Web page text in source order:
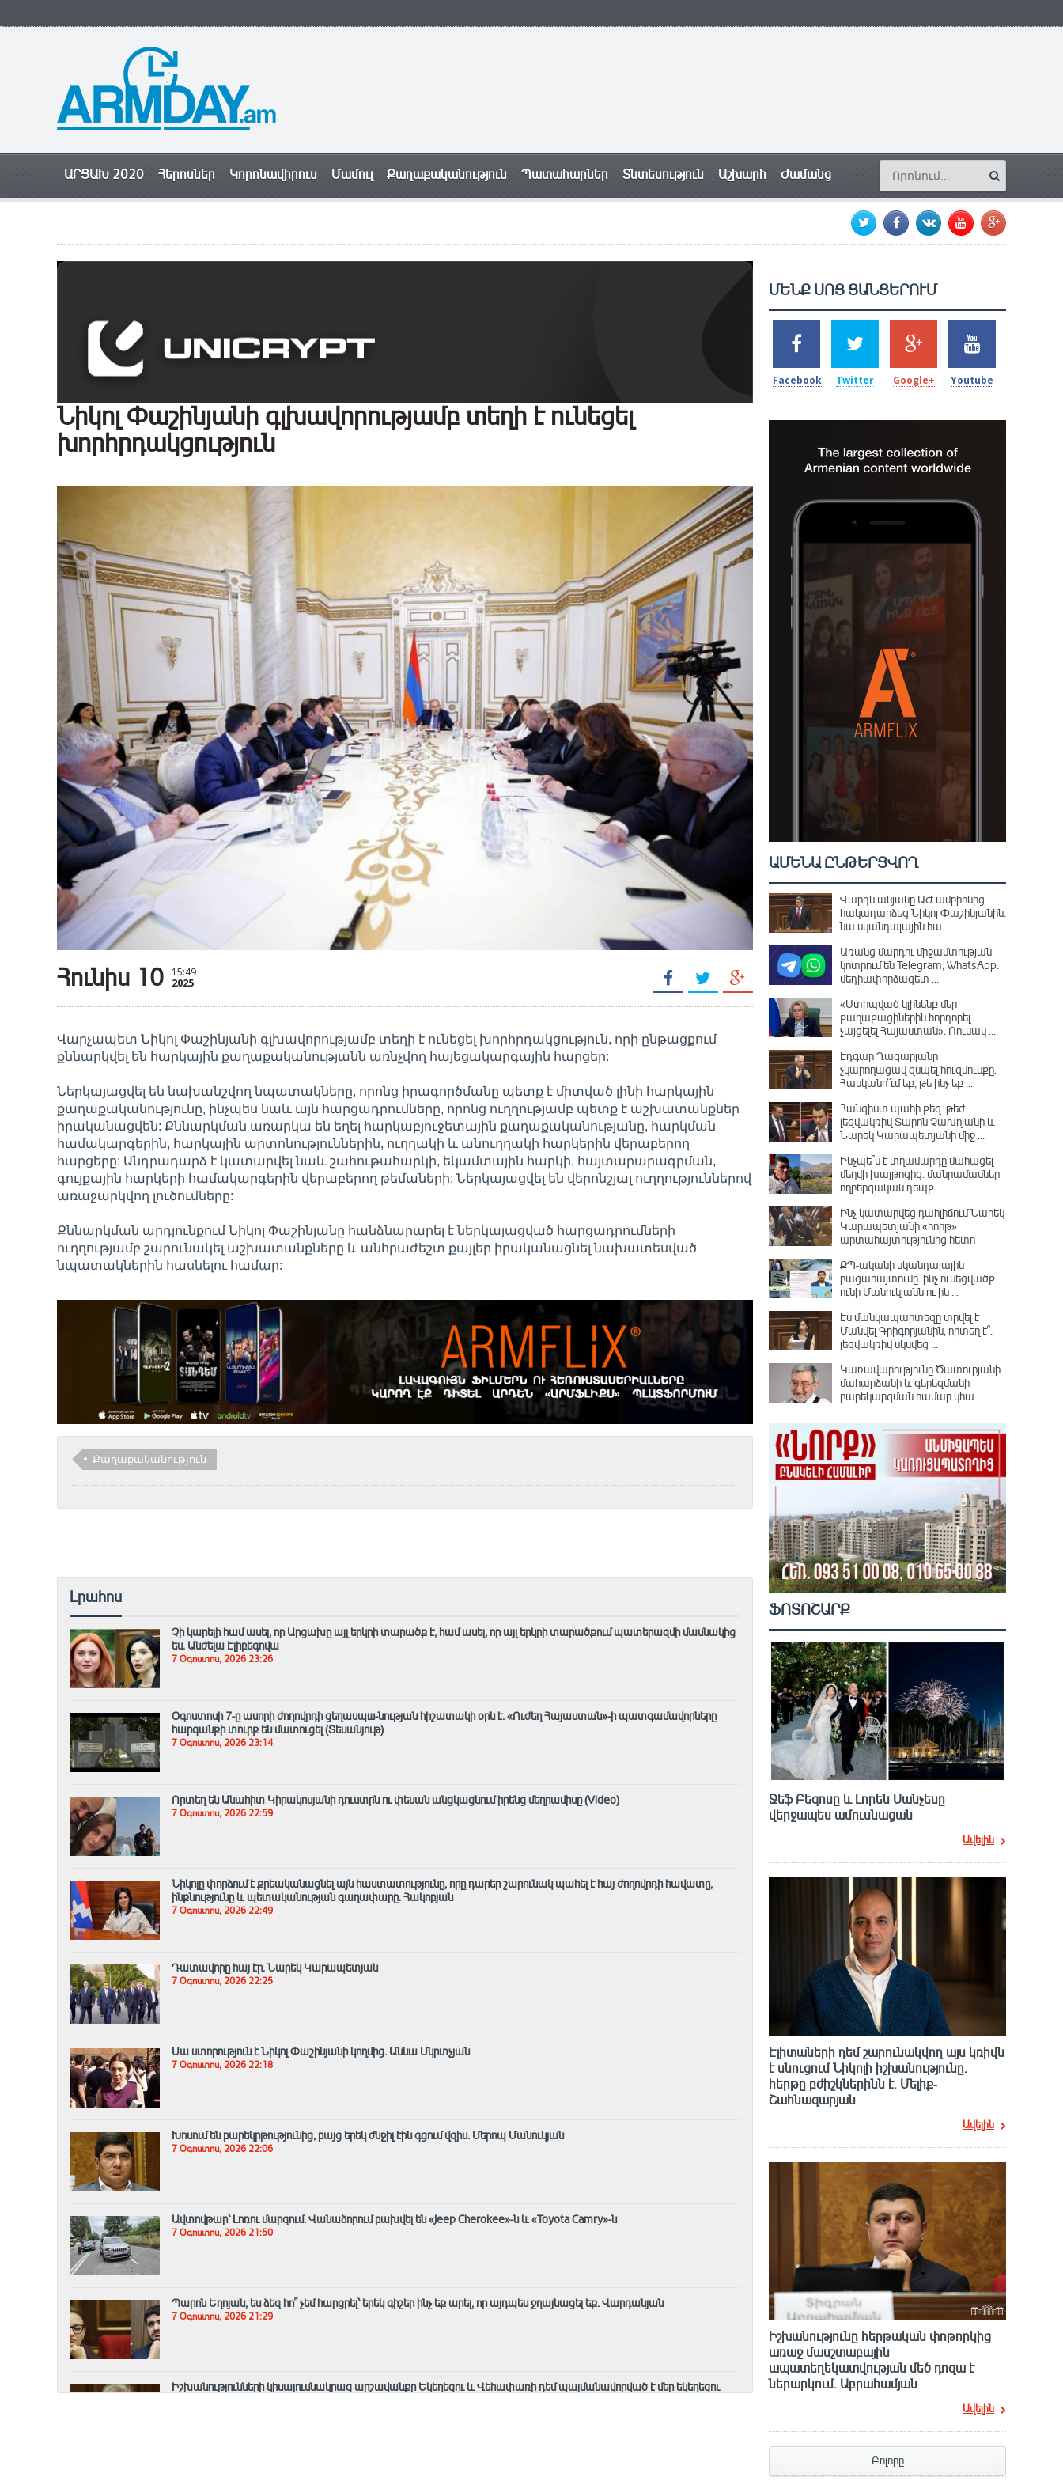
ԱՐՑԱԽ 2020 Հերոսներ Կորոնավիրուս Մամուլ Քաղաքականություն Պատահարներ Տնտեսություն Աշխարհ Ժամանց
Նիկոլ Փաշինյանի գլխավորությամբ տեղի է ունեցել
խորհրդակցություն
Հունիս 10 15:49
2025
Վարչապետ Նիկոլ Փաշինյանի գլխավորությամբ տեղի է ունեցել խորհրդակցություն, որի ընթացքում
քննարկվել են հարկային քաղաքականությանն առնչվող հայեցակարգային հարցեր:
Ներկայացվել են նախանշվող նպատակները, որոնց իրագործմանը պետք է միտված լինի հարկային
քաղաքականությունը, ինչպես նաև այն հարցադրումները, որոնց ուղղությամբ պետք է աշխատանքներ
իրականացվեն: Քննարկման առարկա են եղել հարկաբյուջետային քաղաքականությանը, հարկման
համակարգերին, հարկային արտոնություններին, ուղղակի և անուղղակի հարկերին վերաբերող
հարցերը: Անդրադարձ է կատարվել նաև շահութահարկի, եկամտային հարկի, հայտարարագրման,
գույքային հարկերի համակարգերին վերաբերող թեմաների: Ներկայացվել են վերոնշյալ ուղղություններով
առաջարկվող լուծումները:
Քննարկման արդյունքում Նիկոլ Փաշինյանը հանձնարարել է ներկայացված հարցադրումների
ուղղությամբ շարունակել աշխատանքները և անհրաժեշտ քայլեր իրականացնել նախատեսված
նպատակներին հասնելու համար:
Քաղաքականություն
Լրահոս
Չի կարելի համ ասել, որ Արցախը այլ երկրի տարածք է, համ ասել, որ այլ երկրի տարածքում պատերազմի մասնակից
ես. Անժելա Էլիբեգովա
7 Օգոստոս, 2026 23:26
Օգոստոսի 7-ը ասորի ժողովրդի ցեղասպш-նության հիշատակի օրն է․ «Ուժեղ Հայաստան»-ի պատգամավորները
հարգանքի տուրք են մատուցել (Տեսանյութ)
7 Օգոստոս, 2026 23:14
Որտեղ են Անահիտ Կիրակոսյանի դուստրն ու փեսան անցկացնում իրենց մեղրամիսը (Video)
7 Օգոստոս, 2026 22:59
Նիկոլը փորձում է քրեականացնել այն հաստատությունը, որը դարեր շարունակ պահել է հայ ժողովրդի հավատը,
ինքնությունը և պետականության գաղափարը. Հակոբյան
7 Օգոստոս, 2026 22:49
Դատավորը հայ էր․ Նարեկ Կարապետյան
7 Օգոստոս, 2026 22:25
Սա ստորություն է Նիկոլ Փաշինյանի կողմից․ Աննա Մկրտչյան
7 Օգոստոս, 2026 22:18
Խոսում են բարեկրթությունից, բայց երեկ ժնջիլ էին գցում վզիս. Մերոպ Մանուկյան
7 Օգոստոս, 2026 22:06
Ավտովթար՝ Լոռու մարզում․ Վանաձորում բախվել են «Jeep Cherokee»-ն և «Toyota Camry»-ն
7 Օգոստոս, 2026 21:50
Պարոն Եղոյան, ես ձեզ հո՞ չեմ հարցրել՝ երեկ գիշեր ինչ եք արել, որ այդպես ջղայնացել եք. Վարդանյան
7 Օգոստոս, 2026 21:29
Իշխանությունների կիսալուսնակրաց արշավանքը Եկեղեցու և Վեհափառի դեմ պայմանավորված է մեր եկեղեցու
ՄԵՆՔ ՍՈՑ ՑԱՆՑԵՐՈՒՄ
2k
SHARES
Facebook
1.5k
TWEETS
Twitter
203
SHARES
Google+
620
SHARES
Youtube
ԱՄԵՆԱ ԸՆԹԵՐՑՎՈՂ
Վարդևանյանը ԱԺ ամբիոնից
հակադարձեց Նիկոլ Փաշինյանին․
նա սկանդալային հա ...
Առանց մարդու միջամտության
կոտրում են Telegram, WhatsApp․
մեդիափորձագետ ...
«Ստիպված կլինենք մեր
քաղաքացիներին հորդորել
չայցելել Հայաստան»․ Ռուսակ ...
Էդգար Ղազարյանը
չկարողացավ զսպել հուզմունքը.
Հասկանո՞ւմ եք, թե ինչ եք ...
Հանգիստ պահի քեզ. թեժ
լեզվակռիվ Տարոն Չախոյանի և
Նարեկ Կարապետյանի միջ ...
Ինչպե՞ս է տղամարդը մահացել
մեղվի խայթոցից. մանրամասներ
ողբերգական դեպք ...
Ինչ կատարվեց դահլիճում Նարեկ
Կարապետյանի «հորթ»
արտահայտությունից հետո
ՔՊ-ականի սկանդալային
բացահայտումը․ ինչ ունեցվածք
ունի Մանուկյանն ու ին ...
Էս մանկապարտեզը տրվել է
Մանվել Գրիգորյանին, որտեղ է՞․
լեզվակռիվ սկսվեց ...
Կառավարությունը Ծատուրյանի
մահարձանի և գերեզմանի
բարեկարգման համար կհա ...
ՖՈՏՈՇԱՐՔ
Ջեֆ Բեզոսը և Լորեն Սանչեսը
վերջապես ամուսնացան
Ավելին
Էլիտաների դեմ շարունակվող այս կռիվն
է սնուցում Նիկոլի իշխանությունը.
հերթը բժիշկներինն է. Մելիք-
Շահնազարյան
Ավելին
Իշխանությունը հերթական փոթորկից
առաջ մասշտաբային
ապատեղեկատվության մեծ դnզա է
ներարկում․ Աբրահամյան
Ավելին
Բոլորը